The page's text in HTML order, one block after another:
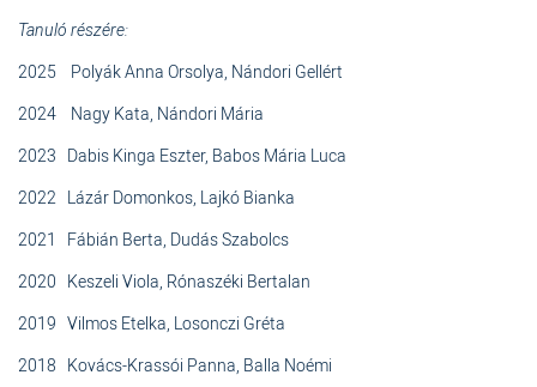
Tanuló részére:
2025 Polyák Anna Orsolya, Nándori Gellért
2024 Nagy Kata, Nándori Mária
2023 Dabis Kinga Eszter, Babos Mária Luca
2022 Lázár Domonkos, Lajkó Bianka
2021 Fábián Berta, Dudás Szabolcs
2020 Keszeli Viola, Rónaszéki Bertalan
2019 Vilmos Etelka, Losonczi Gréta
2018 Kovács-Krassói Panna, Balla Noémi